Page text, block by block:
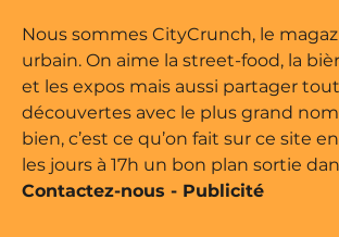
par Buena Onda
Nous sommes CityCrunch, le
urbain. On aime la street-food, la
et les expos mais aussi partager
découvertes avec le plus grand
bien, c’est ce qu’on fait sur ce site
les jours à 17h un bon plan sortie
Contactez-nous - Publicité